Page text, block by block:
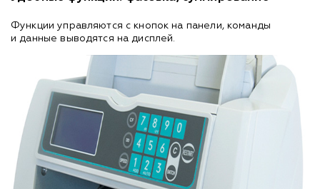
Функции управляются с кнопок на панели, команды
и данные выводятся на дисплей.